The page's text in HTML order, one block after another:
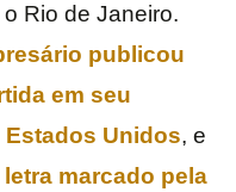
Rio de Janeiro.
publicou
em seu
Unidos, e
marcado pela